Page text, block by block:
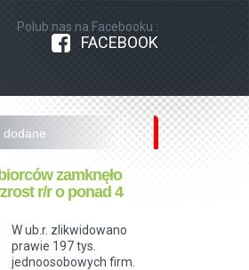
Polub nas na Facebooku :
FACEBOOK
dodane
zamknęło
r/r o ponad 4
W ub.r. zlikwidowano
prawie 197 tys.
jednoosobowych firm.